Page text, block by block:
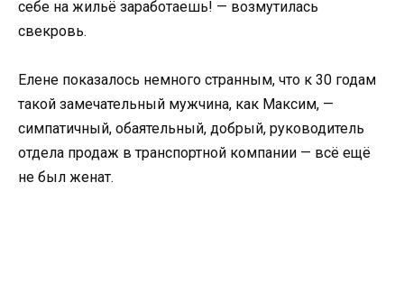
себе на жильё заработаешь! — возмутилась
свекровь.
Елене показалось немного странным, что к 30 годам
такой замечательный мужчина, как Максим, —
симпатичный, обаятельный, добрый, руководитель
отдела продаж в транспортной компании — всё ещё
не был женат.